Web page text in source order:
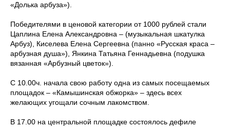
«Долька арбуза»).
Победителями в ценовой категории от 1000 рублей стали
Цаплина Елена Александровна – (музыкальная шкатулка
Арбуз), Киселева Елена Сергеевна (панно «Русская краса –
арбузная душа»), Янкина Татьяна Геннадьевна (подушка
вязанная «Арбузный цветок»).
С 10.00ч. начала свою работу одна из самых посещаемых
площадок – «Камышинская обжорка» – здесь всех
желающих угощали сочным лакомством.
В 17.00 на центральной площадке состоялось дефиле